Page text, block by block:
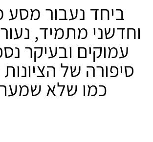
ביחד נעבור
וחדשני מתמיד,
עמוקים ובעיקר
סיפורה של
כמו שלא